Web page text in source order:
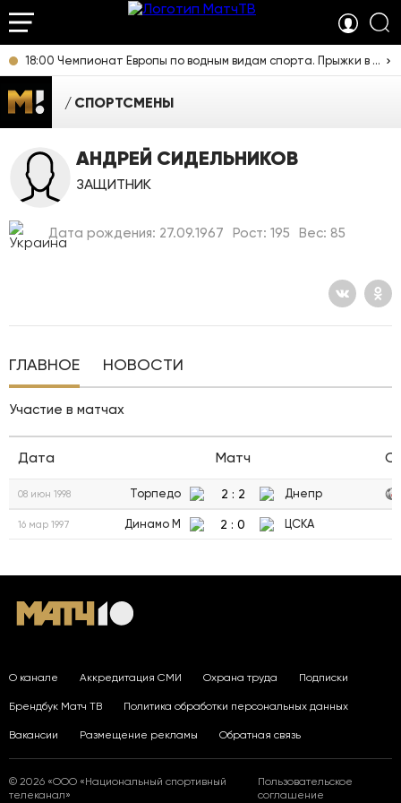
18:00 Чемпионат Европы по водным видам спорта. Прыжки в воду. Женщины. Синхронные прыжки. Трамплин 3 м. Прямая трансляция из Франции
СПОРТСМЕНЫ
АНДРЕЙ СИДЕЛЬНИКОВ
ЗАЩИТНИК
Дата рождения: 27.09.1967 Рост: 195 Вес: 85
ГЛАВНОЕ НОВОСТИ
Участие в матчах
Дата Матч
08 июн 1998 Торпедо 2 : 2 Днепр
16 мар 1997 Динамо М 2 : 0 ЦСКА
О канале Аккредитация СМИ Охрана труда Подписки
Брендбук Матч ТВ Политика обработки персональных данных
Вакансии Размещение рекламы Обратная связь
© 2026 «ООО «Национальный спортивный
телеканал»
Пользовательское
соглашение